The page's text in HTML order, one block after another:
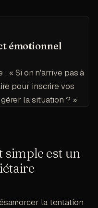
émotionnel
« Si on n'arrive pas à
pour inscrire vos
la situation ? »
simple est un
la tentation